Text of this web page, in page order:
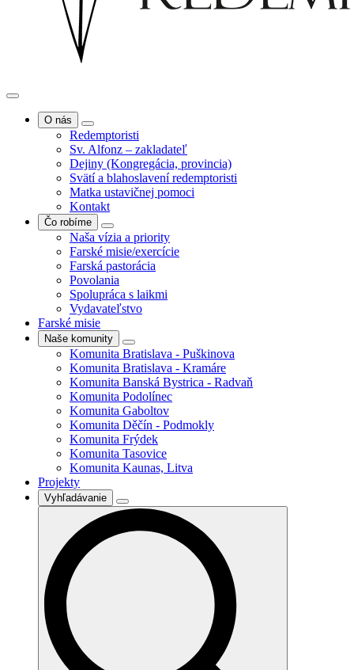
O nás
Redemptoristi
Sv. Alfonz – zakladateľ
Dejiny (Kongregácia, provincia)
Svätí a blahoslavení redemptoristi
Matka ustavičnej pomoci
Kontakt
Čo robíme
Naša vízia a priority
Farské misie/exercície
Farská pastorácia
Povolania
Spolupráca s laikmi
Vydavateľstvo
Farské misie
Naše komunity
Komunita Bratislava - Puškinova
Komunita Bratislava - Kramáre
Komunita Banská Bystrica - Radvaň
Komunita Podolínec
Komunita Gaboltov
Komunita Děčín - Podmokly
Komunita Frýdek
Komunita Tasovice
Komunita Kaunas, Litva
Projekty
Vyhľadávanie
Search